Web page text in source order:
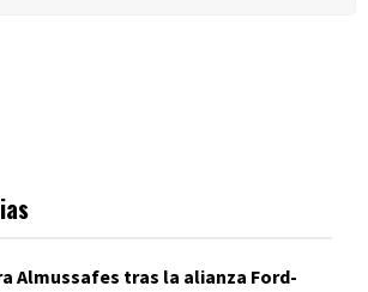
Almussafes tras la alianza Ford-